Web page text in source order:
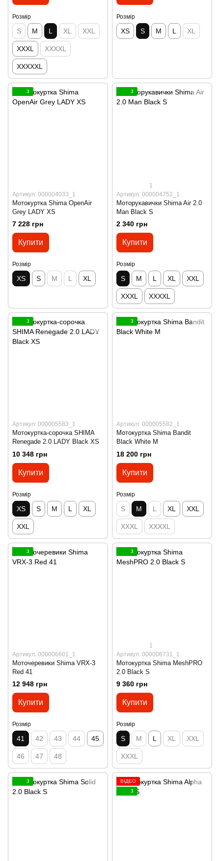
Розмір
S M L XL XXL
XXXL XXXXL
XXXXXL
Розмір
XS S M L XL
3
Артикул: 000004033_1
Мотокуртка Shima OpenAir
Grey LADY XS
7 228 грн
Купити
Розмір
XS S M L XL
3
1
Артикул: 000004752_1
Моторукавички Shima Air 2.0
Man Black S
2 340 грн
Купити
Розмір
S M L XL XXL
XXXL XXXXL
3
Артикул: 000005583_1
Мотокуртка-сорочка SHIMA
Renegade 2.0 LADY Black XS
10 348 грн
Купити
Розмір
XS S M L XL
XXL
3
Артикул: 000005582_1
Мотокуртка Shima Bandit
Black White M
18 200 грн
Купити
Розмір
S M L XL XXL
XXXL XXXXL
3
Артикул: 000006601_1
Моточеревики Shima VRX-3
Red 41
12 948 грн
Купити
Розмір
41 42 43 44 45
46 47 48
3
1
Артикул: 000006731_1
Мотокуртка Shima MeshPRO
2.0 Black S
9 360 грн
Купити
Розмір
S M L XL XXL
XXXL
3
ВІДЕО
3